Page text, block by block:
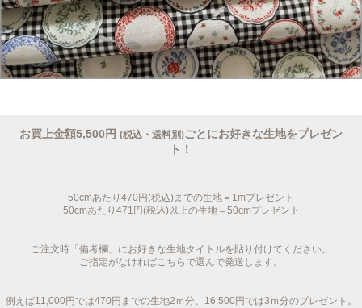
お買上金額5,500円 (税込・送料別)ごとにお好きな生地をプレゼン
ト！
50cmあたり470円(税込)までの生地＝1mプレゼント
50cmあたり471円(税込)以上の生地＝50cmプレゼント
ご注文時「備考欄」にお好きな生地タイトルを貼り付けてください。
ご指定がなければこちらで選んで発送します。
例えば11,000円では470円までの生地2ｍ分、16,500円では3ｍ分のプレゼント。